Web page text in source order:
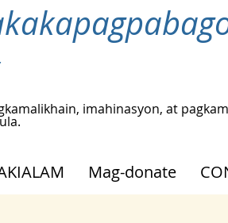
imahinasyon, at
Mag-donate